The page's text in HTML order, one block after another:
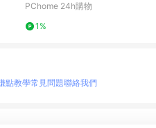
PChome 24h購物
1%
點教學常見問題聯絡我們